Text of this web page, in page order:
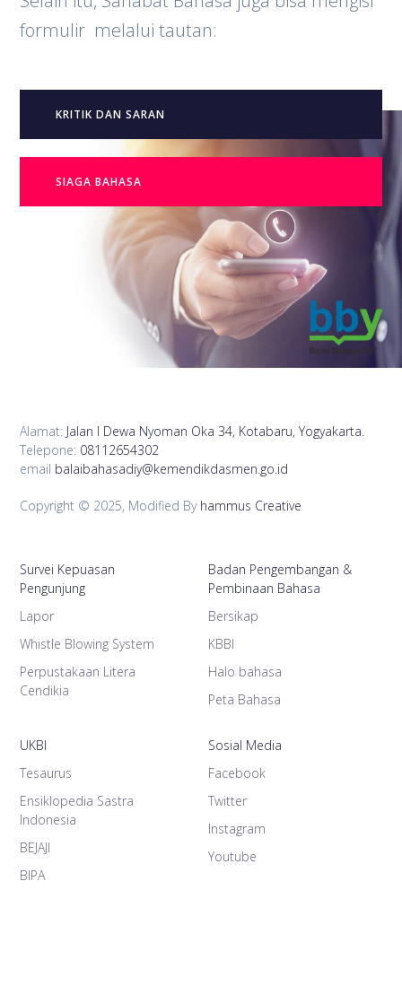
formulir melalui tautan:
KRITIK DAN SARAN
SIAGA BAHASA
Alamat: Jalan I Dewa Nyoman Oka 34, Kotabaru, Yogyakarta.
Telepone: 08112654302
email balaibahasadiy@kemendikdasmen.go.id
Copyright © 2025, Modified By hammus Creative
Survei Kepuasan
Pengunjung
Lapor
Whistle Blowing System
Perpustakaan Litera
Cendikia
Badan Pengembangan &
Pembinaan Bahasa
Bersikap
KBBI
Halo bahasa
Peta Bahasa
UKBI
Tesaurus
Ensiklopedia Sastra
Indonesia
BEJAJI
BIPA
Sosial Media
Facebook
Twitter
Instagram
Youtube